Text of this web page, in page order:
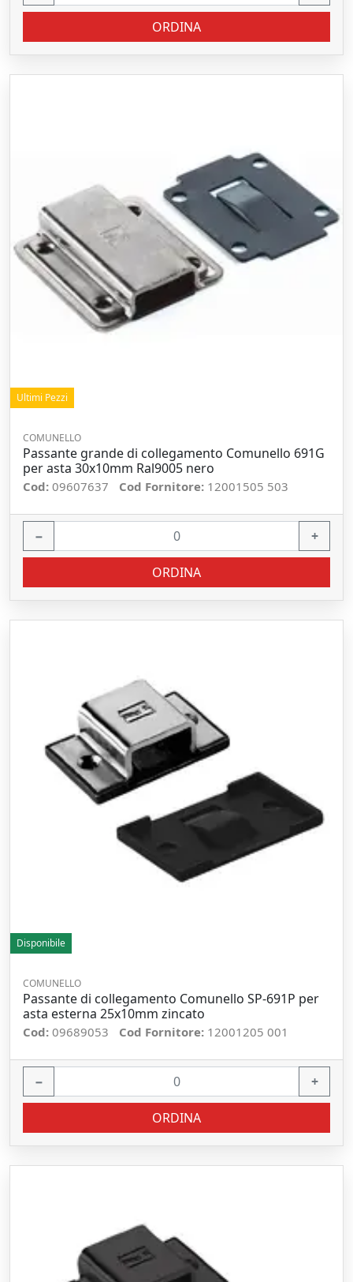
ORDINA
Ultimi Pezzi
COMUNELLO
Passante grande di collegamento Comunello 691G
per asta 30x10mm Ral9005 nero
Cod: 09607637 Cod Fornitore: 12001505 503
− +
ORDINA
Disponibile
COMUNELLO
Passante di collegamento Comunello SP-691P per
asta esterna 25x10mm zincato
Cod: 09689053 Cod Fornitore: 12001205 001
− +
ORDINA